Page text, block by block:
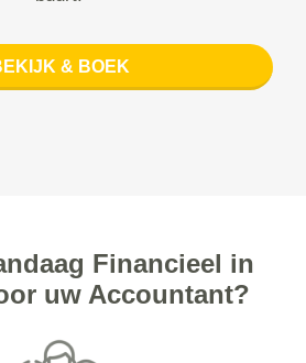
& BOEK
Financieel in
uw Accountant?